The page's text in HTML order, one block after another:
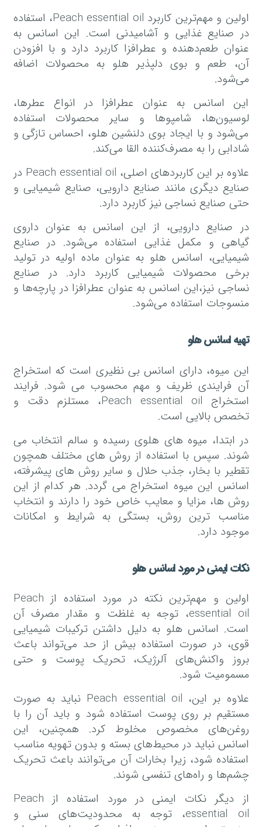
اولین و مهم‌ترین کاربرد Peach essential oil، استفاده
در صنایع غذایی و آشامیدنی است. این اسانس به
عنوان طعم‌دهنده و عطرافزا کاربرد دارد و با افزودن
آن، طعم و بوی دلپذیر هلو به محصولات اضافه
می‌شود.
این اسانس به عنوان عطرافزا در انواع عطرها،
لوسیون‌ها، شامپوها و سایر محصولات استفاده
می‌شود و با ایجاد بوی دلنشین هلو، احساس تازگی و
شادابی را به مصرف‌کننده القا می‌کند.
علاوه بر این کاربردهای اصلی، Peach essential oil در
صنایع دیگری مانند صنایع دارویی، صنایع شیمیایی و
حتی صنایع نساجی نیز کاربرد دارد.
در صنایع دارویی، از این اسانس به عنوان داروی
گیاهی و مکمل غذایی استفاده می‌شود. در صنایع
شیمیایی، اسانس هلو به عنوان ماده اولیه در تولید
برخی محصولات شیمیایی کاربرد دارد. در صنایع
نساجی نیز،این اسانس به عنوان عطرافزا در پارچه‌ها و
منسوجات استفاده می‌شود.
تهیه اسانس هلو
این میوه، دارای اسانس بی نظیری است که استخراج
آن فرایندی ظریف و مهم محسوب می شود. فرایند
استخراج Peach essential oil، مستلزم دقت و
تخصص بالایی است.
در ابتدا، میوه های هلوی رسیده و سالم انتخاب می
شوند. سپس با استفاده از روش های مختلف همچون
تقطیر با بخار، جذب حلال و سایر روش های پیشرفته،
اسانس این میوه استخراج می گردد. هر کدام از این
روش ها، مزایا و معایب خاص خود را دارند و انتخاب
مناسب ترین روش، بستگی به شرایط و امکانات
موجود دارد.
نکات ایمنی در مورد اسانس هلو
اولین و مهم‌ترین نکته در مورد استفاده از Peach
essential oil، توجه به غلظت و مقدار مصرف آن
است. اسانس هلو به دلیل داشتن ترکیبات شیمیایی
قوی، در صورت استفاده بیش از حد می‌تواند باعث
بروز واکنش‌های آلرژیک، تحریک پوست و حتی
مسمومیت شود.
علاوه بر این، Peach essential oil نباید به صورت
مستقیم بر روی پوست استفاده شود و باید آن را با
روغن‌های مخصوص مخلوط کرد. همچنین، این
اسانس نباید در محیط‌های بسته و بدون تهویه مناسب
استفاده شود، زیرا بخارات آن می‌توانند باعث تحریک
چشم‌ها و راه‌های تنفسی شوند.
از دیگر نکات ایمنی در مورد استفاده از Peach
essential oil، توجه به محدودیت‌های سنی و